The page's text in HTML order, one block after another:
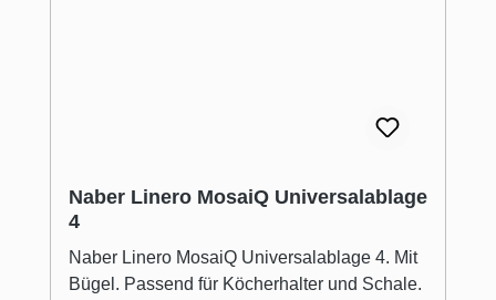
Naber Linero MosaiQ Universalablage
4
Naber Linero MosaiQ Universalablage 4. Mit
Bügel. Passend für Köcherhalter und Schale.